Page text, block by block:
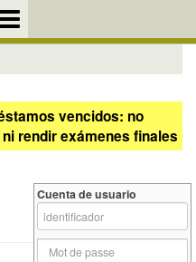
vencidos: no
rendir exámenes finales
Cuenta de usuario